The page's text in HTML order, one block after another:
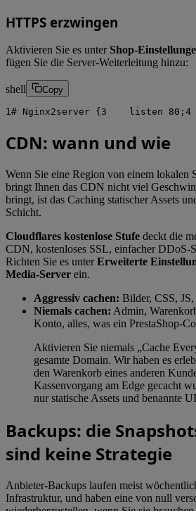
HTTPS erzwingen
Aktivieren Sie es unter Shop-
fügen Sie die Server-Weiterleitung hinzu:
shell Copy
1# Nginx2server { 3 listen 80 ; 4
CDN: wann und wie
Wenn Sie eine Region von einem lokalen
bringt Ihnen das CDN nicht viel
bringt, ist das Caching statischer Assets
Schicht.
Cloudflares kostenlose Stufe deckt die
CDN, kostenloses SSL, einfacher
Richten Sie es unterErweiterte
Media-Server ein.
Aggressiv cachen: Bilder, CSS,
Niemals cachen: Admin,
Konto, alles, was ein PrestaShop-
Aktivieren Sie niemals „Cache
gesamte Domain. Wir haben es
den Warenkorb eines anderen
Kassenvorgang am Edge gecacht
nur statische Assets und benannte
Backups: die
sind keine Strategie
Anbieter-Backups laufen meist
Infrastruktur, und haben eine von null